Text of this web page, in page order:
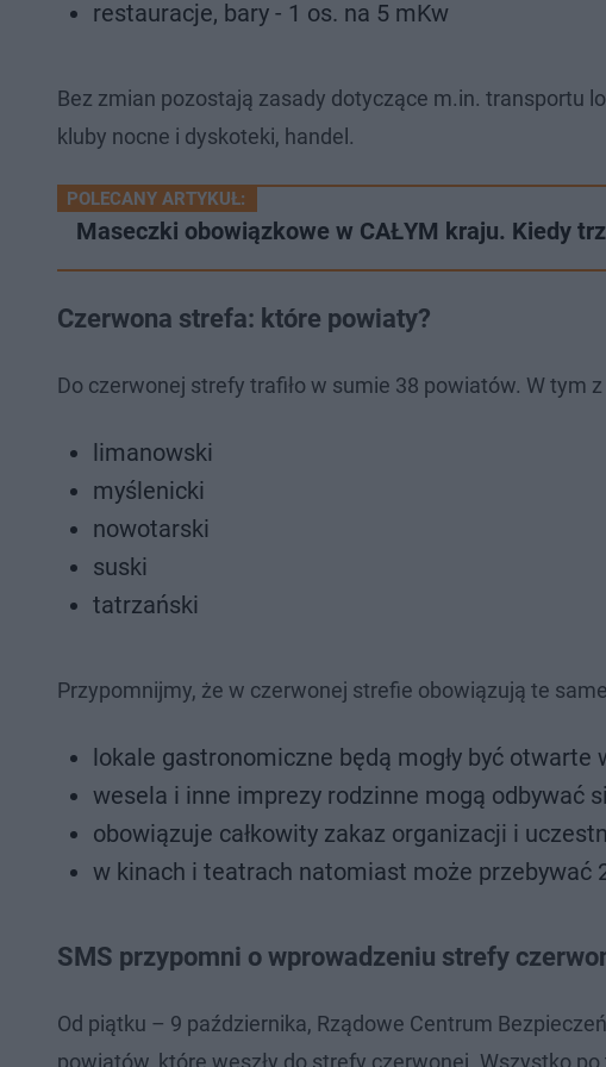
restauracje, bary - 1 os. na 5 mKw
Bez zmian pozostają zasady dotyczące m.in. transportu
kluby nocne i dyskoteki, handel.
POLECANY ARTYKUŁ:
Maseczki obowiązkowe w CAŁYM kraju. Kiedy
Czerwona strefa: które powiaty?
Do czerwonej strefy trafiło w sumie 38 powiatów. W tym z
limanowski
myślenicki
nowotarski
suski
tatrzański
Przypomnijmy, że w czerwonej strefie obowiązują te
lokale gastronomiczne będą mogły być
wesela i inne imprezy rodzinne mogą odbywać
obowiązuje całkowity zakaz organizacji i
w kinach i teatrach natomiast może przebywać
SMS przypomni o wprowadzeniu strefy
Od piątku – 9 października, Rządowe Centrum
powiatów, które weszły do strefy czerwonej. Wszystko